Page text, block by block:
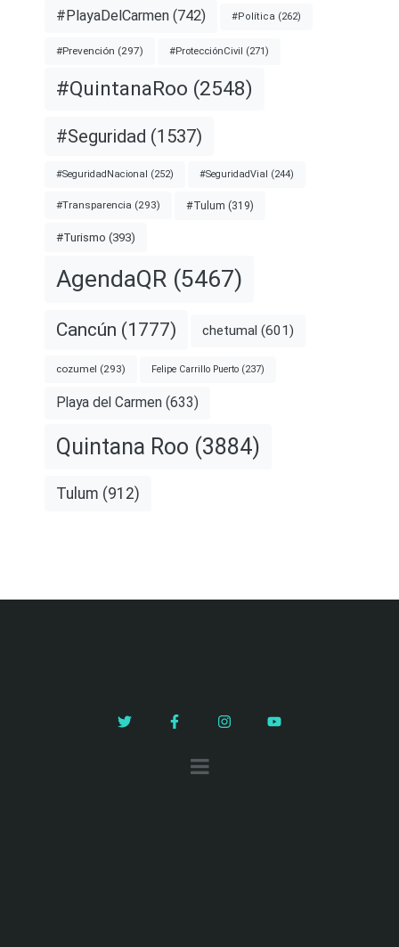
#PlayaDelCarmen (742) #Política (262)
#Prevención (297) #ProtecciónCivil (271)
#QuintanaRoo (2548)
#Seguridad (1537)
#SeguridadNacional (252) #SeguridadVial (244)
#Transparencia (293) #Tulum (319)
#Turismo (393)
AgendaQR (5467)
Cancún (1777) chetumal (601)
cozumel (293) Felipe Carrillo Puerto (237)
Playa del Carmen (633)
Quintana Roo (3884)
Tulum (912)